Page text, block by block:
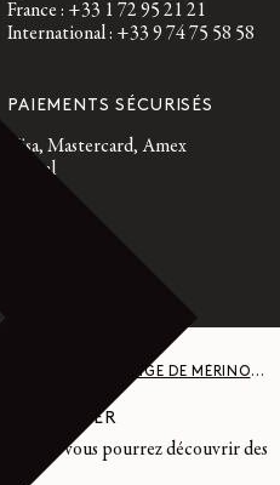
France : +33 1 72 95 21 21
International : +33 9 74 75 58 58
PAIEMENTS SÉCURISÉS
Visa, Mastercard, Amex
Paypal
CARDIGAN TWISTED EN MÉRINOS MÉLANGÉ - MÉLANGE DE MÉRINOS - NOIR
où vous pourrez découvrir des